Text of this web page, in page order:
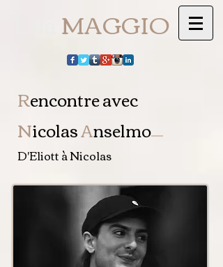
MAGGIO
Rencontre avec
NicolasAnselmo
D'Eliott à Nicolas